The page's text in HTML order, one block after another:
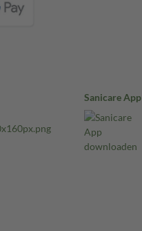
Sanicare App